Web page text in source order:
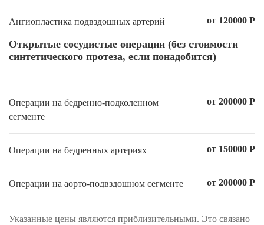
Ангиопластика подвздошных артерий от 120000 Р
Открытые сосудистые операции (без стоимости
синтетического протеза, если понадобится)
Операции на бедренно-подколенном
сегменте
от 200000 Р
Операции на бедренных артериях от 150000 Р
Операции на аорто-подвздошном сегменте от 200000 Р
Указанные цены являются приблизительными. Это связано